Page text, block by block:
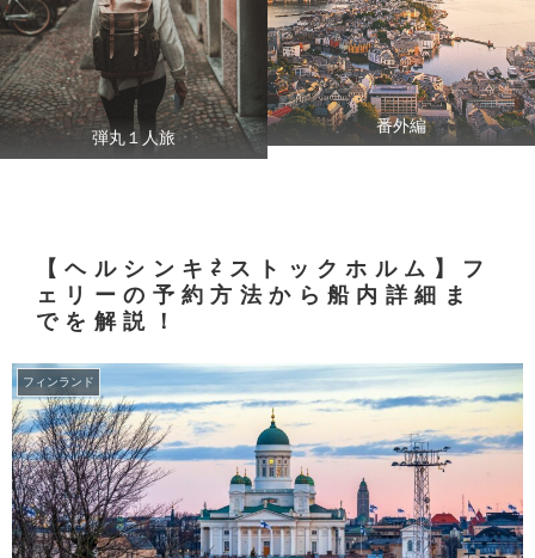
弾丸１人旅
番外編
【ヘルシンキ⇄ストックホルム】フ
ェリーの予約方法から船内詳細ま
でを解説！
フィンランド